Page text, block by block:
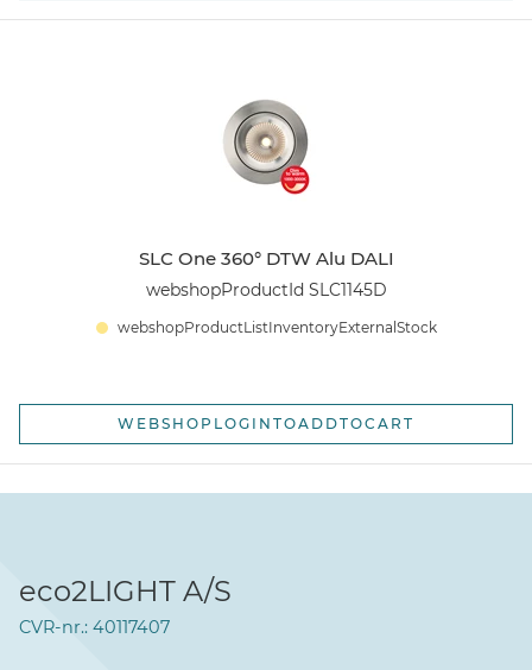
SLC One 360° DTW Alu DALI
webshopProductId SLC1145D
webshopProductListInventoryExternalStock
WEBSHOPLOGINTOADDTOCART
eco2LIGHT A/S
CVR-nr.: 40117407